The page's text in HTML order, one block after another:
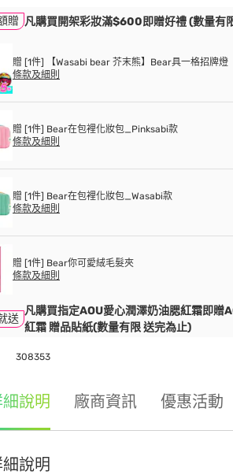
贈 凡購買開架彩妝滿$600即贈好禮 (數量有
贈 [1件] 【Wasabi bear 芥末熊】Bear具一格招牌燈
條款及細則
贈 [1件] Bear在包裡化妝包_Pinksabi款
條款及細則
贈 [1件] Bear在包裡化妝包_Wasabi款
條款及細則
贈 [1件] Bear你可愛絨毛髮夾
條款及細則
送
凡購買指定AOU愛心潤澤奶油腮紅霜即贈
紅霜 贈品貼紙(數量有限 送完為止)
308353
說明 廠商資訊 優惠活動
說明